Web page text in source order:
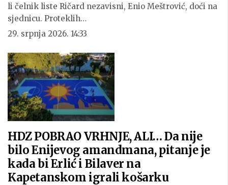
li čelnik liste Ričard nezavisni, Enio Meštrović, doći na
sjednicu. Proteklih…
29. srpnja 2026. 14:33
HDZ POBRAO VRHNJE, ALI… Da nije
bilo Enijevog amandmana, pitanje je
kada bi Erlić i Bilaver na
Kapetanskom igrali košarku